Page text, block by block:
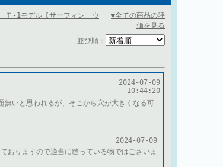
-1モデル【サーフィン ウ
▼全ての商品の評
価を見る
並び順：
2024-07-09
10:44:20
いと思われるが、そこから穴が大きくなる可
2024-07-09
おりますので適当に縫っている物ではございま